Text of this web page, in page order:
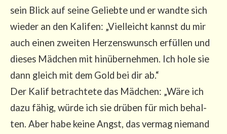
sein Blick auf sei­ne Gelieb­te und er wand­te sich
wie­der an den Kali­fen: „Viel­leicht kannst du mir
auch einen zwei­ten Her­zens­wunsch erfül­len und
die­ses Mäd­chen mit hin­über­neh­men. Ich hole sie
dann gleich mit dem Gold bei dir ab.“
Der Kalif betrach­te­te das Mäd­chen: „Wäre ich
dazu fähig, wür­de ich sie drü­ben für mich behal­
ten. Aber habe kei­ne Angst, das ver­mag nie­mand